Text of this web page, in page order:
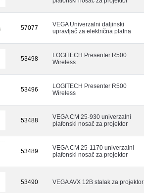
57077
VEGA Univerzalni daljinski
upravljač za električna platna
53498
LOGITECH Presenter R500
Wireless
53496
LOGITECH Presenter R500
Wireless
53488
VEGA CM 25-930 univerzalni
plafonski nosač za projektor
53489
VEGA CM 25-1170 univerzalni
plafonski nosač za projektor
53490 VEGA AVX 12B stalak za projektor